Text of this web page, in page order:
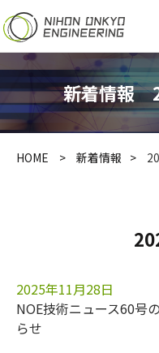
新着情報
HOME 新着情報
2025年11月28日
NOE技術ニュース60号
らせ